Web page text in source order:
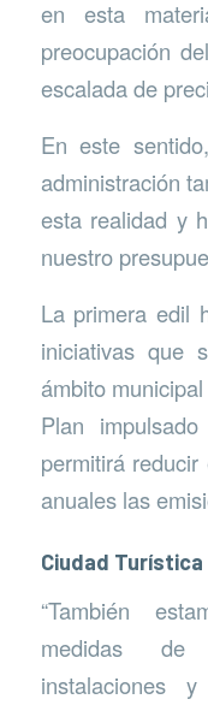
en esta
preocupación
escalada de
En este
administración
esta realidad y
nuestro
La primera edil
iniciativas que
ámbito
Plan
permitirá
anuales las
Ciudad
“También
medidas de
instalaciones